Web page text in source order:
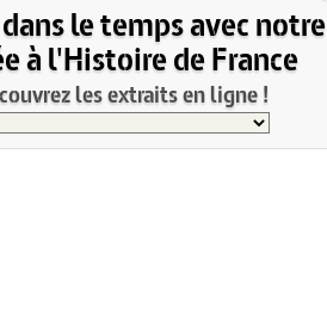
le temps avec notre
à l'Histoire de France
les extraits en ligne !